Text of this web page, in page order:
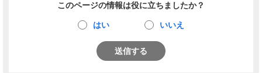
このページの情報は役に立ちましたか？
はい いいえ
送信する